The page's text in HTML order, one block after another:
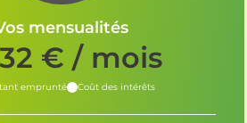
mensualités
€ / mois
emprunté Coût des intérêts